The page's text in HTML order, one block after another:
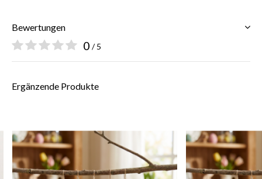
Bewertungen
0 / 5
Ergänzende Produkte